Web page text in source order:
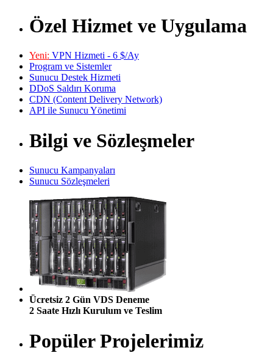
Özel Hizmet ve Uygulama
Yeni: VPN Hizmeti - 6 $/Ay
Program ve Sistemler
Sunucu Destek Hizmeti
DDoS Saldırı Koruma
CDN (Content Delivery Network)
API ile Sunucu Yönetimi
Bilgi ve Sözleşmeler
Sunucu Kampanyaları
Sunucu Sözleşmeleri
Ücretsiz 2 Gün VDS Deneme
2 Saate Hızlı Kurulum ve Teslim
Popüler Projelerimiz